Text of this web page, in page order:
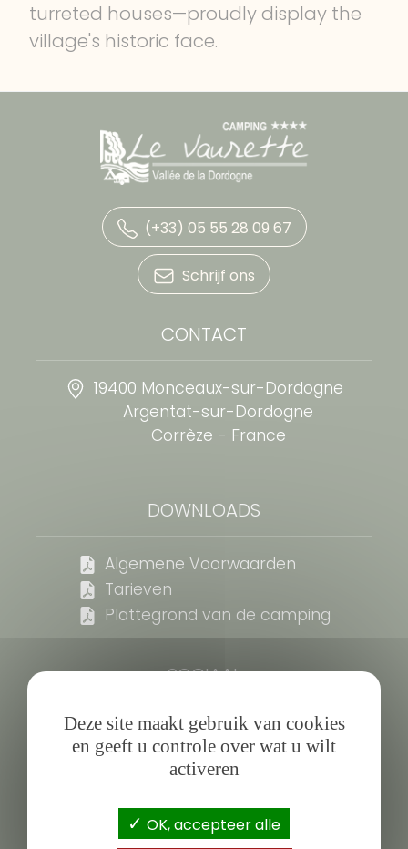
turreted houses—proudly display the
village's historic face.
(+33) 05 55 28 09 67
Schrijf ons
CONTACT
19400 Monceaux-sur-Dordogne
Argentat-sur-Dordogne
Corrèze - France
DOWNLOADS
Algemene Voorwaarden
Tarieven
Plattegrond van de camping
SOCIAAL
Deze site maakt gebruik van cookies
en geeft u controle over wat u wilt
activeren
OK, accepteer alle